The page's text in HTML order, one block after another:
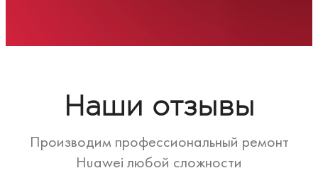
Наши отзывы
Производим профессиональный ремонт
Huawei любой сложности